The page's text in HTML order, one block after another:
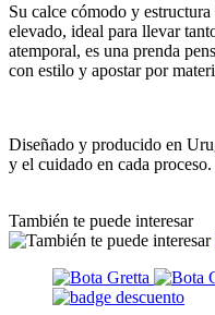
Su calce cómodo y
elevado, ideal para llevar
atemporal, es una prenda
con estilo y apostar por
Diseñado y producido en
y el cuidado en cada proceso.
También te puede interesar